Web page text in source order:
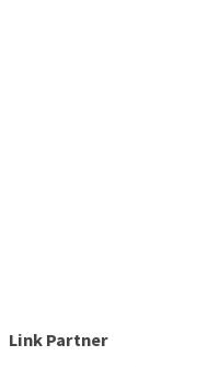
Link Partner